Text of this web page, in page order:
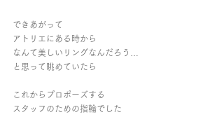
できあがって
アトリエにある時から
なんて美しいリングなんだろう…
と思って眺めていたら
これからプロポーズする
スタッフのための指輪でした